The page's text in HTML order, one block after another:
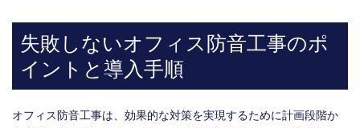
失敗しないオフィス防音工事のポ
イントと導入手順
オフィス防音工事は、効果的な対策を実現するために計画段階か